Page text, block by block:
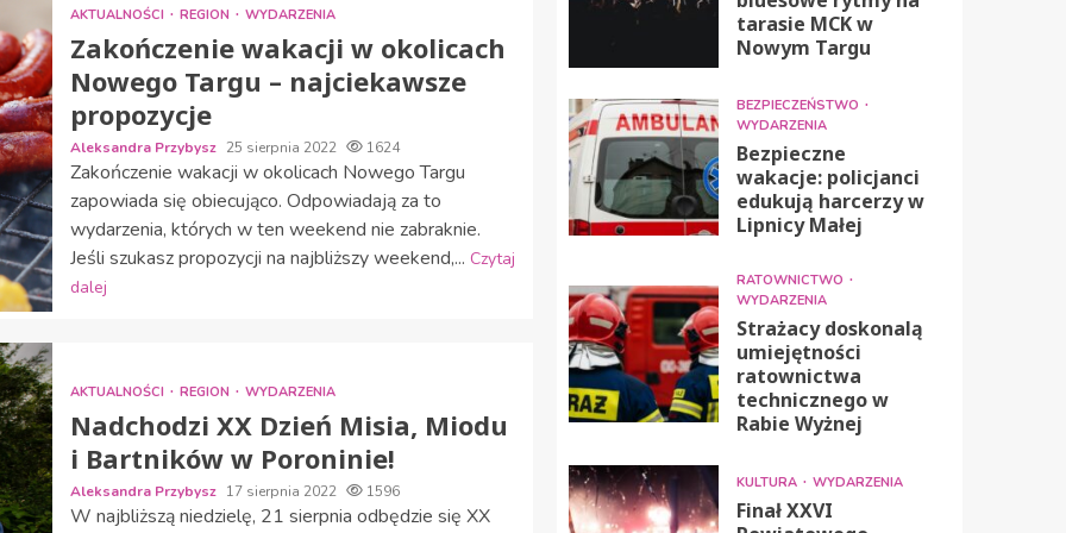
AKTUALNOŚCI REGION WYDARZENIA
Zakończenie wakacji w okolicach
Nowego Targu – najciekawsze
propozycje
Aleksandra Przybysz 25 sierpnia 2022 1624
Zakończenie wakacji w okolicach Nowego Targu
zapowiada się obiecująco. Odpowiadają za to
wydarzenia, których w ten weekend nie zabraknie.
Jeśli szukasz propozycji na najbliższy weekend,... Czytaj
dalej
AKTUALNOŚCI REGION WYDARZENIA
Nadchodzi XX Dzień Misia, Miodu
i Bartników w Poroninie!
Aleksandra Przybysz 17 sierpnia 2022 1596
W najbliższą niedzielę, 21 sierpnia odbędzie się XX
tarasie MCK w
Nowym Targu
BEZPIECZEŃSTWO
WYDARZENIA
Bezpieczne
wakacje: policjanci
edukują harcerzy w
Lipnicy Małej
RATOWNICTWO
WYDARZENIA
Strażacy doskonalą
umiejętności
ratownictwa
technicznego w
Rabie Wyżnej
KULTURA WYDARZENIA
Finał XXVI